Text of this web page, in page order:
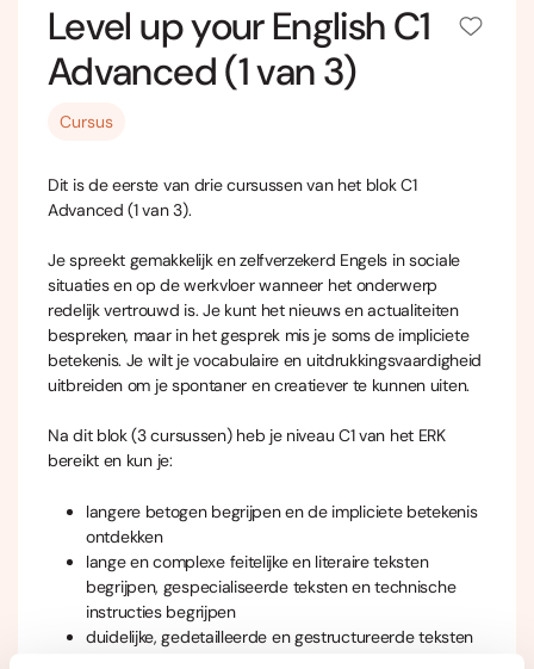
Level up your English C1
Advanced (1 van 3)
Cursus
Dit is de eerste van drie cursussen van het blok C1
Advanced (1 van 3).
Je spreekt gemakkelijk en zelfverzekerd Engels in sociale
situaties en op de werkvloer wanneer het onderwerp
redelijk vertrouwd is. Je kunt het nieuws en actualiteiten
bespreken, maar in het gesprek mis je soms de impliciete
betekenis. Je wilt je vocabulaire en uitdrukkingsvaardigheid
uitbreiden om je spontaner en creatiever te kunnen uiten.
Na dit blok (3 cursussen) heb je niveau C1 van het ERK
bereikt en kun je:
langere betogen begrijpen en de impliciete betekenis
ontdekken
lange en complexe feitelijke en literaire teksten
begrijpen, gespecialiseerde teksten en technische
instructies begrijpen
duidelijke, gedetailleerde en gestructureerde teksten